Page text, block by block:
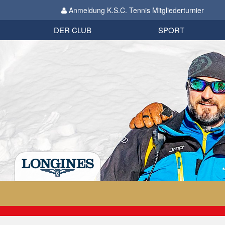
Anmeldung K.S.C. Tennis Mitgliederturnier
DER CLUB
Organisation
SPORT
Biathlon
Datenschutzverordnung 2018
Impressum